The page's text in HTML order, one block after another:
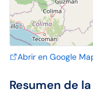
Abrir en Google
Resumen de